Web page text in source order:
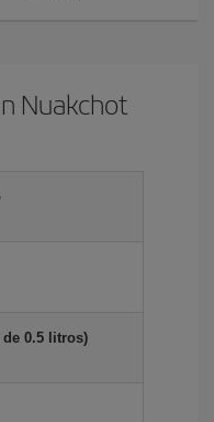
Nuakchot
0.5 litros)